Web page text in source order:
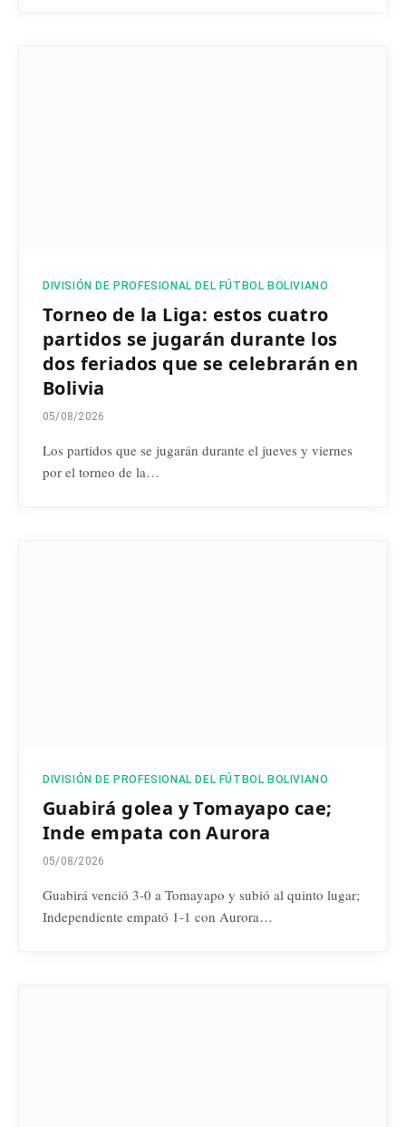
DIVISIÓN DE PROFESIONAL DEL FÚTBOL BOLIVIANO
Torneo de la Liga: estos cuatro
partidos se jugarán durante los
dos feriados que se celebrarán en
Bolivia
05/08/2026
Los partidos que se jugarán durante el jueves y viernes
por el torneo de la…
DIVISIÓN DE PROFESIONAL DEL FÚTBOL BOLIVIANO
Guabirá golea y Tomayapo cae;
Inde empata con Aurora
05/08/2026
Guabirá venció 3-0 a Tomayapo y subió al quinto lugar;
Independiente empató 1-1 con Aurora…